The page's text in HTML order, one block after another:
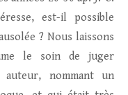
est-il possible
? Nous laissons
le soin de juger
nommant un